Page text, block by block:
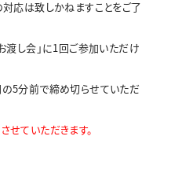
応は致しかねますことをご了
渡し会」に1回ご参加いただけ
5分前で締め切らせていただ
ていただきます。